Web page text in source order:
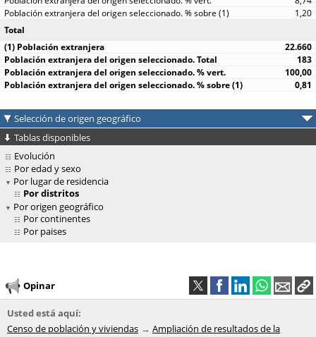
1,20
Total
22.660
183
100,00
0,81
Selección de origen geográfico
Tablas disponibles
Evolución
Por edad y sexo
Por lugar de residencia
Por distritos
Por origen geográfico
Por continentes
Por paises
Opinar
Usted está aquí:
Censo de población y viviendas
Ampliación de resultados de la